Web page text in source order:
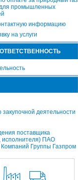
для промышленных
информацию
на услуги
деятельности
поставщика
исполнителя) ПАО
Группы Газпром